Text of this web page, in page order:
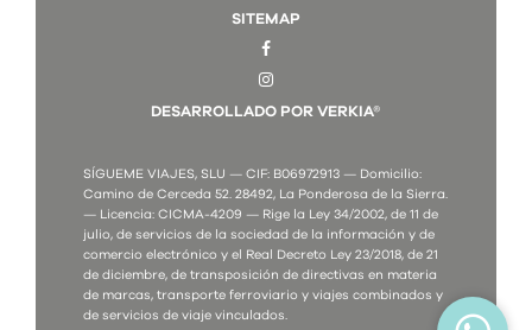
SITEMAP
DESARROLLADO POR VERKIA®
SÍGUEME VIAJES, SLU — CIF: B06972913 — Domicilio:
Camino de Cerceda 52. 28492, La Ponderosa de la Sierra.
— Licencia: CICMA-4209 — Rige la Ley 34/2002, de 11 de
julio, de servicios de la sociedad de la información y de
comercio electrónico y el Real Decreto Ley 23/2018, de 21
de diciembre, de transposición de directivas en materia
de marcas, transporte ferroviario y viajes combinados y
de servicios de viaje vinculados.